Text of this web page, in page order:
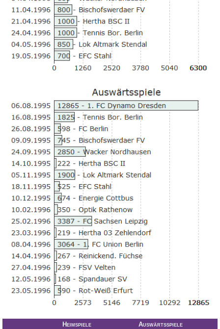
Aue-
Fans
On
Tour
Fanturniere
Vereinsdaten
Tickets
Archiv
DFB-
Pokalspiele
Sachsen-
Pokalspiele
Erzgebirgsstadion
Stadionchronik
Umbau-
Tagebuch
Heimspiele Auswärtsspiele